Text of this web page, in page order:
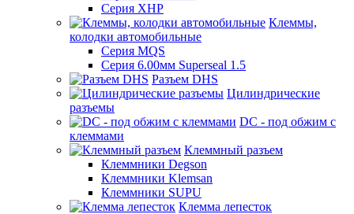
Серия XHP
Клеммы,
колодки автомобильные
Серия MQS
Серия 6.00мм Superseal 1.5
Разъем DHS
Цилиндрические
разъемы
DC - под обжим с
клеммами
Клеммный разъем
Клеммники Degson
Клеммники Klemsan
Клеммники SUPU
Клемма лепесток